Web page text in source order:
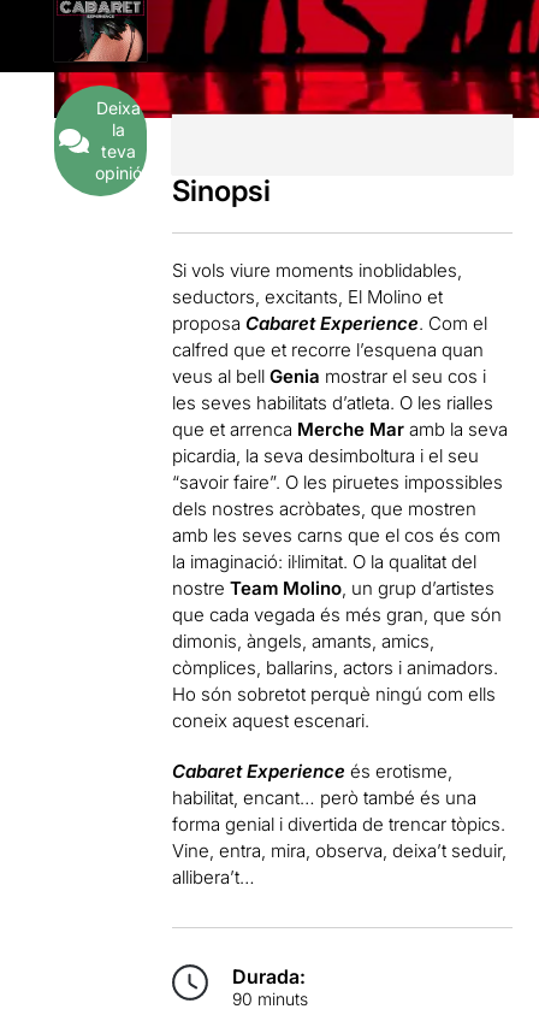
Deixa
la
teva
opinió
Sinopsi
Si vols viure moments inoblidables,
seductors, excitants, El Molino et
proposaCabaret Experience. Com el
calfred que et recorre l’esquena quan
veus al bellGenia mostrar el seu cos i
les seves habilitats d’atleta. O les rialles
que et arrenca Merche Mar amb la seva
picardia, la seva desimboltura i el seu
“savoir faire”. O les piruetes impossibles
dels nostres acròbates, que mostren
amb les seves carns que el cos és com
la imaginació: il·limitat. O la qualitat del
nostreTeam Molino , un grup d’artistes
que cada vegada és més gran, que són
dimonis, àngels, amants, amics,
còmplices, ballarins, actors i animadors.
Ho són sobretot perquè ningú com ells
coneix aquest escenari.
Cabaret Experience és erotisme,
habilitat, encant… però també és una
forma genial i divertida de trencar tòpics.
Vine, entra, mira, observa, deixa’t seduir,
allibera’t…
Durada:
90 minuts